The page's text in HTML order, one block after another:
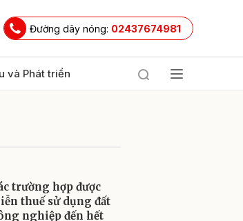
Đường dây nóng: 02437674981
và Phát triển
trường hợp được
thuế sử dụng đất
nghiệp đến hết